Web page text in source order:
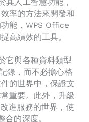
其人工智慧功能，
率的方法來開發和
能，WPS Office
高績效的工具。
它與各種資料類型
錄，而不必擔心格
的世界中，保證文
重要。此外，升級
進服務的世界，使
的深度。